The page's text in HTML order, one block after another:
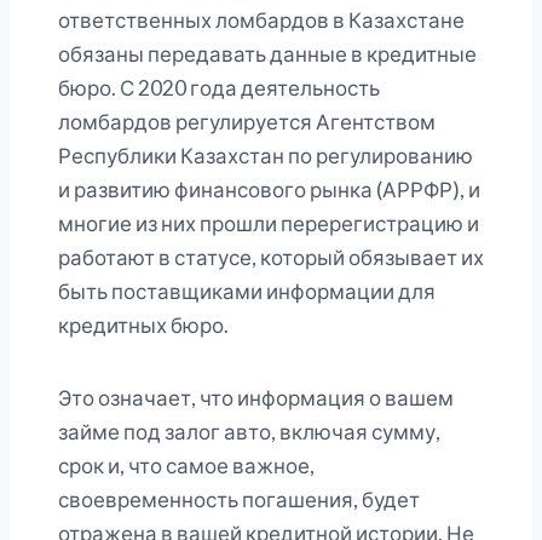
ответственных ломбардов в Казахстане
обязаны передавать данные в кредитные
бюро. С 2020 года деятельность
ломбардов регулируется Агентством
Республики Казахстан по регулированию
и развитию финансового рынка (АРРФР), и
многие из них прошли перерегистрацию и
работают в статусе, который обязывает их
быть поставщиками информации для
кредитных бюро.
Это означает, что информация о вашем
займе под залог авто, включая сумму,
срок и, что самое важное,
своевременность погашения, будет
отражена в вашей кредитной истории. Не